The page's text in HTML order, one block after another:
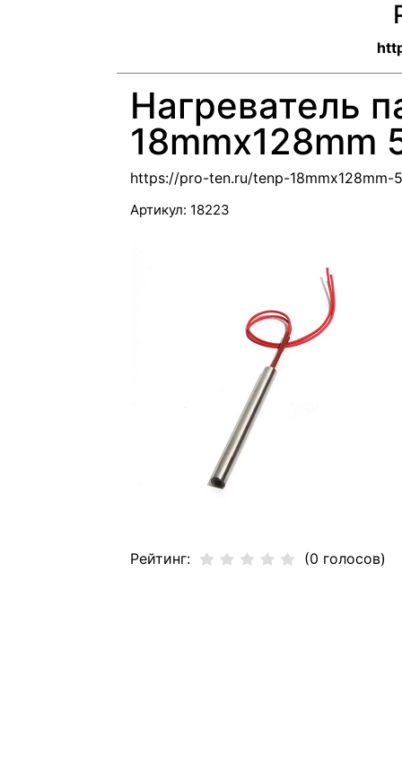
Нагреватель
18mmx128mm
https://pro-ten.ru/tenp-18mmx128mm-
Артикул: 18223
Рейтинг: (0 голосов)